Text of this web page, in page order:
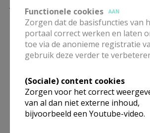
Jezus ergens in te ontwaren, is
Wie zeggen de mensen dat Ik ben?
onthult en doordenkt de
van kunstenaars op deze vraag, die
kunstenaar Paul van Dongen naar
die vraag. Van Dongens iconische
samen met de dichterlijk-denkende
een dubbelkunstwerk dat poogt hart,
Functionele cookies
AAN
Zorgen dat de basisfuncties van
portaal correct werken en laten
toe via de anonieme registratie
gebruik deze verder te
(Sociale) content cookies
Zorgen voor het correct
van al dan niet externe inhoud,
bijvoorbeeld een Youtube-video.